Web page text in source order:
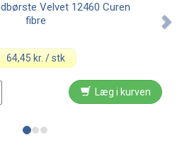
Velvet 12460 Curen
fibre
64,45 kr. / stk
Læg i kurven